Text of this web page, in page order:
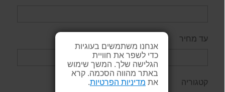
אנחנו משתמשים בעוגיות
כדי לשפר את חוויית
הגלישה שלך. המשך שימוש
באתר מהווה הסכמה. קרא
את מדיניות הפרטיות.
עד מחיר
קטגוריה